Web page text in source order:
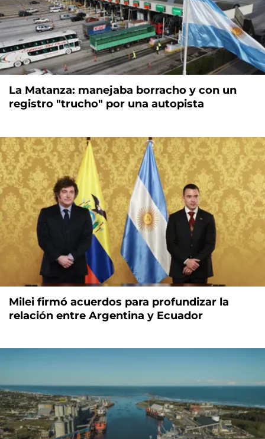
La Matanza: manejaba borracho y con un
registro "trucho" por una autopista
Milei firmó acuerdos para profundizar la
relación entre Argentina y Ecuador